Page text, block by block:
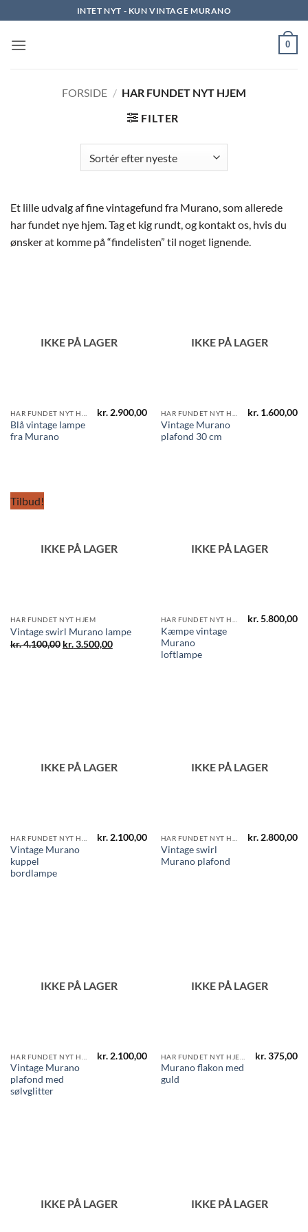
til
indhold
INTET NYT - KUN VINTAGE MURANO
0
FORSIDE / HAR FUNDET NYT HJEM
FILTER
Et lille udvalg af fine vintagefund fra Murano, som allerede
har fundet nye hjem. Tag et kig rundt, og kontakt os, hvis du
ønsker at komme på “findelisten” til noget lignende.
IKKE PÅ LAGER
Blå vintage lampe
fra Murano
kr. 2.900,00
IKKE PÅ LAGER
Vintage Murano
plafond 30 cm
kr. 1.600,00
Tilbud!
IKKE PÅ LAGER
HAR FUNDET NYT HJEM
Vintage swirl Murano lampe
kr.4.100,00 Den
oprindelige
kr.3.500,00Den
aktuelle
IKKE PÅ LAGER
HAR FUNDET NYT HJEM
Kæmpe vintage
Murano
loftlampe
kr.5.800,00
IKKE PÅ LAGER
Vintage Murano
kuppel
bordlampe
kr. 2.100,00
IKKE PÅ LAGER
Vintage swirl
Murano plafond
kr. 2.800,00
IKKE PÅ LAGER
Vintage Murano
plafond med
sølvglitter
kr. 2.100,00
IKKE PÅ LAGER
Murano flakon med
guld
kr.375,00
IKKE PÅ LAGER IKKE PÅ LAGER